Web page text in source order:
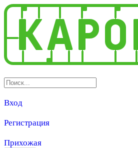
Вход
Регистрация
Прихожая